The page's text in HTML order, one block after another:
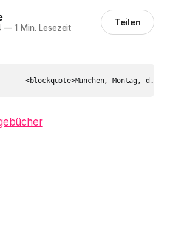
—1 Min. Lesezeit Teilen